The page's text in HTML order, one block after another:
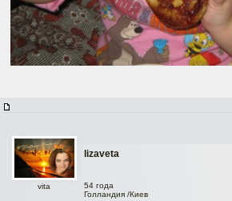
lizaveta
vita
54 года
Голландия /Киев